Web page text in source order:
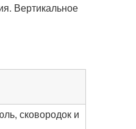
Вертикальное
сковородок и